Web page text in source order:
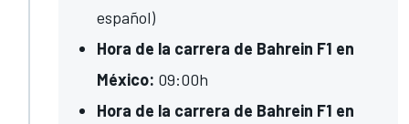
español)
Hora de la carrera de Bahrein F1 en
México: 09:00h
Hora de la carrera de Bahrein F1 en